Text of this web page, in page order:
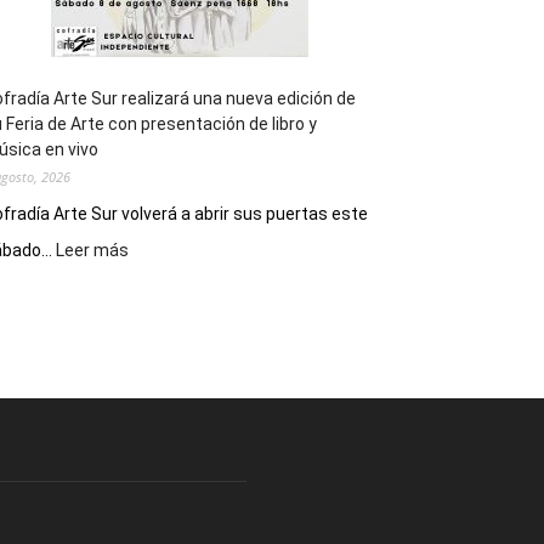
Arte Sur realizará una nueva edición de
Feria de Arte con presentación de libro y
en vivo
2026
Arte Sur volverá a abrir sus puertas este
Leer más
nueva